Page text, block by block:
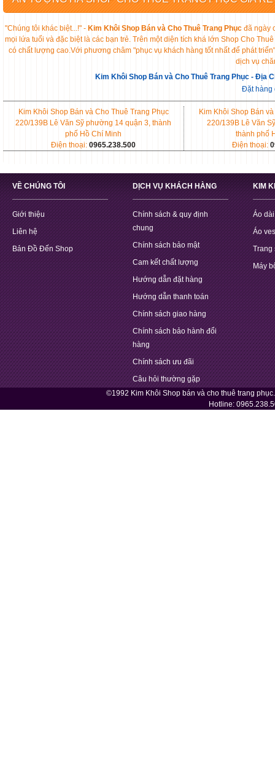
"Chúng tôi khác biệt...!" - Kim Khôi Shop Bán và Cho Thuê Trang Phụcđã ngày
mọi lứa tuổi và đặc biệt là các bạn trẻ. Trên một diện tích khá lớn Shop Cho
có chất lượng cao.Với phương châm "phục vụ khách hàng tốt nhất để phát
dịch vụ
Kim Khôi Shop Bán và Cho Thuê Trang Phục - Địa
Đặt hàng
Kim Khôi Shop Bán và Cho Thuê Trang Phục
220/139B Lê Văn Sỹ phường 14 quận 3, thành
phố Hồ Chí Minh
Điện thoại: 0965.238.500
Kim Khôi Shop Bán
220/139B Lê Văn
thành phố
Điện thoại:
VỀ CHÚNG TÔI
Giới thiệu
Liên hệ
Bản Đồ Đến Shop
DỊCH VỤ KHÁCH HÀNG
Chính sách & quy định
chung
Chính sách bảo mật
Cam kết chất lượng
Hướng dẫn đặt hàng
Hướng dẫn thanh toán
Chính sách giao hàng
Chính sách bảo hành đổi
hàng
Chính sách ưu đãi
Câu hỏi thường gặp
KIM
Áo
Áo
Trang
Máy
©1992 Kim Khôi Shop bán và cho thuê trang
Hotline: